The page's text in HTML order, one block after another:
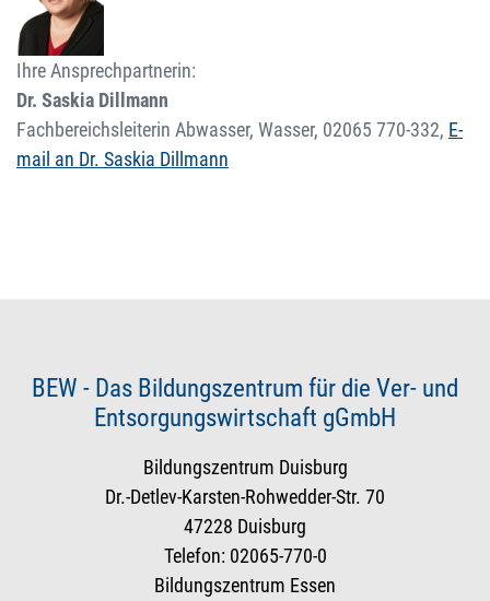
Ihre Ansprechpartnerin:
Dr. Saskia Dillmann
Fachbereichsleiterin Abwasser, Wasser, 02065 770-332, E-
mail an Dr. Saskia Dillmann
BEW - Das Bildungszentrum für die Ver- und
Entsorgungswirtschaft gGmbH
Bildungszentrum Duisburg
Dr.-Detlev-Karsten-Rohwedder-Str. 70
47228 Duisburg
Telefon: 02065-770-0
Bildungszentrum Essen